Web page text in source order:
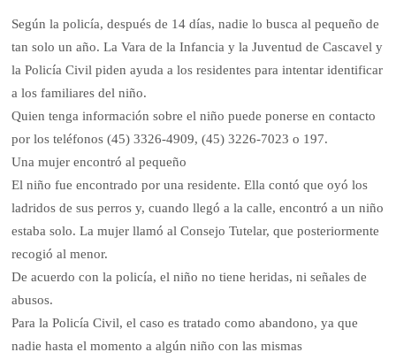
Según la policía, después de 14 días, nadie lo busca al pequeño de
tan solo un año. La Vara de la Infancia y la Juventud de Cascavel y
la Policía Civil piden ayuda a los residentes para intentar identificar
a los familiares del niño.
Quien tenga información sobre el niño puede ponerse en contacto
por los teléfonos (45) 3326-4909, (45) 3226-7023 o 197.
Una mujer encontró al pequeño
El niño fue encontrado por una residente. Ella contó que oyó los
ladridos de sus perros y, cuando llegó a la calle, encontró a un niño
estaba solo. La mujer llamó al Consejo Tutelar, que posteriormente
recogió al menor.
De acuerdo con la policía, el niño no tiene heridas, ni señales de
abusos.
Para la Policía Civil, el caso es tratado como abandono, ya que
nadie hasta el momento a algún niño con las mismas